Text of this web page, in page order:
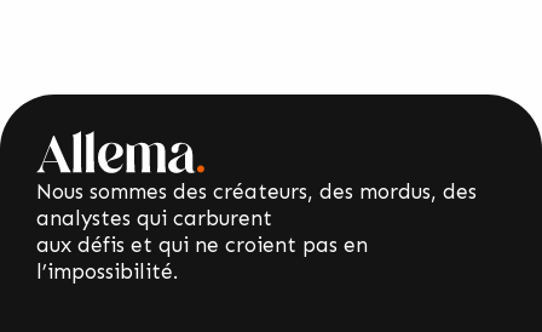
Nous sommes des créateurs, des mordus, des
analystes qui carburent
aux défis et qui ne croient pas en
l’impossibilité.